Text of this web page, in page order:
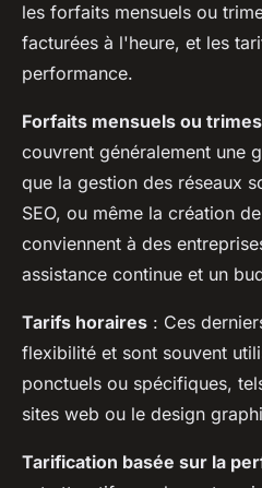
les forfaits mensuels ou
facturées à l'heure, et les
performance.
Forfaits mensuels ou
couvrent généralement une
que la gestion des réseaux
SEO, ou même la création
conviennent à des
assistance continue et un
Tarifs horaires : Ces
flexibilité et sont souvent
ponctuels ou spécifiques,
sites web ou le design
Tarification basée sur la